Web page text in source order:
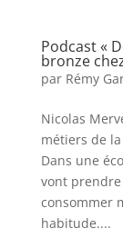
Podcast «
bronze
par Rémy
Nicolas
métiers de
Dans une
vont
consommer
habitude....